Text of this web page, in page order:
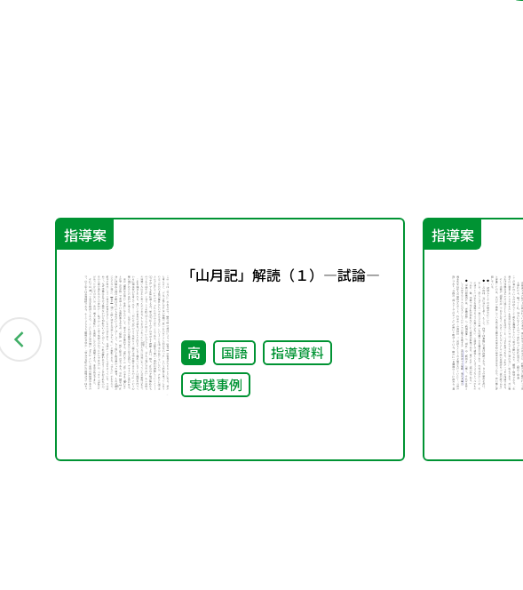
指導案
「山月記」解読（１）―試論―
高 国語
指導資料
実践事例
指導案